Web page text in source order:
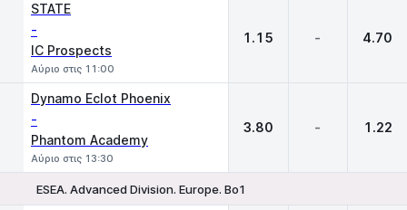
STATE
-
IC Prospects
Αύριο στις 11:00
1.15 - 4.70
Dynamo Eclot Phoenix
-
Phantom Academy
Αύριο στις 13:30
3.80 - 1.22
ESEA. Advanced Division. Europe. Bo1